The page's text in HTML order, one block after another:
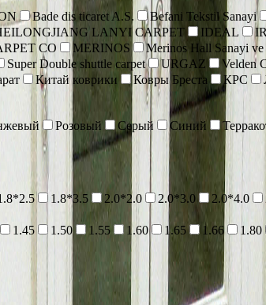
Bade dis ticaret A.S. Befani Tekstil Sanayi
LANYI CARPET IDEAL
CO MERINOS Merinos Hall Sanayi ve
Super Double shuttle carpet URGAZ Velden
Китай коврики Ковры Бреста КРС
Розовый Серый Синий
1.8*3.5 2.0*2.0 2.0*3.0 2.0*4.0
1.45 1.50 1.55 1.60 1.65 1.66 1.80